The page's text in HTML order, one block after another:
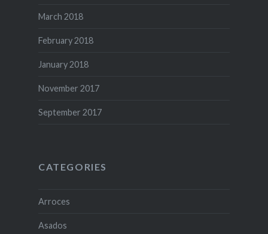
March 2018
February 2018
January 2018
November 2017
September 2017
CATEGORIES
Arroces
Asados